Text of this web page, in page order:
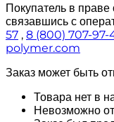
Покупатель в
связавшись с
57 , 8 (800) 707-97-
polymer.com
Заказ может быть
Товара нет в
Невозможно